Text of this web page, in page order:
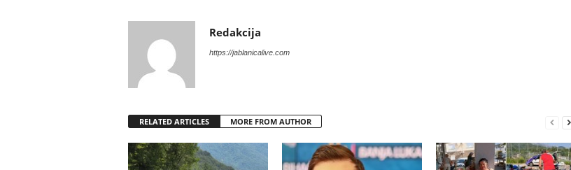
Redakcija
https://jablanicalive.com
RELATED ARTICLES MORE FROM AUTHOR